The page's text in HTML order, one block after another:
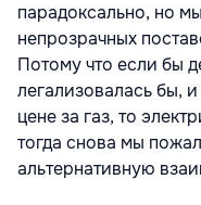
парадоксально, но
непрозрачных
Потому что если бы
легализовалась бы,
цене за газ, то
тогда снова мы
альтернативную